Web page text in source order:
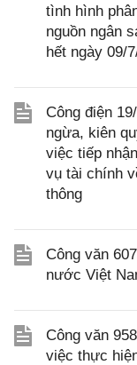
tình hình
nguồn ngân
hết ngày 09/
Công điện
ngừa, kiên
việc tiếp
vụ tài chính
thông
Công văn
nước Việt
Công văn
việc thực